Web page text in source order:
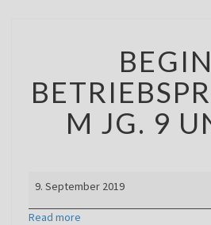
JG.
9
UND
10
M JG. 9
Betriebspraktikum
Jg.
9. September 2019
Read more